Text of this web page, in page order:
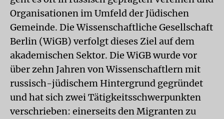
Organisationen im Umfeld der Jüdischen
Gemeinde. Die Wissenschaftliche Gesellschaft
Berlin (WiGB) verfolgt dieses Ziel auf dem
akademischen Sektor. Die WiGB wurde vor
über zehn Jahren von Wissenschaftlern mit
russisch-jüdischem Hintergrund gegründet
und hat sich zwei Tätigkeitsschwerpunkten
verschrieben: einerseits den Migranten zu